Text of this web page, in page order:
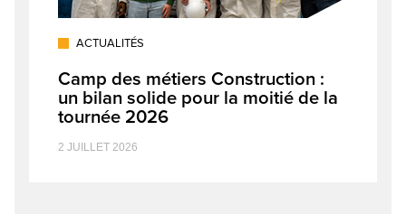
ACTUALITÉS
Camp des métiers Construction :
un bilan solide pour la moitié de la
tournée 2026
2 JUILLET 2026